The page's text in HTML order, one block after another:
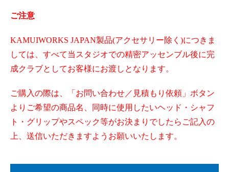
ご注意
KAMUIWORKS JAPAN製品(アクセサリー除く)につきま
しては、すべて当スタジオでの精密アッセンブル後に完
成クラブとしてお客様にお渡しとなります。
ご購入の際は、「お問い合わせ／見積もり依頼」ボタン
よりご希望の商品名、同時に使用したいヘッド・シャフ
ト・グリップやスペック等がお決まりでしたらご記入の
上、送信いただきますようお願いいたします。